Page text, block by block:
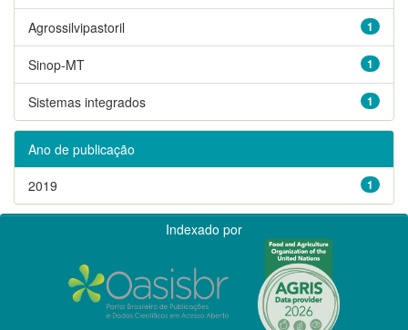
1
Agrossilvipastoril
1
Sinop-MT
1
Sistemas integrados
Ano de publicação
1
2019
Indexado por